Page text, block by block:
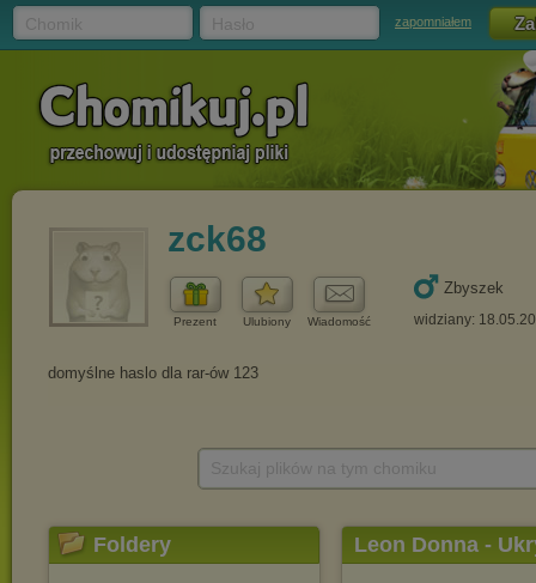
zapomniałem
zck68
Prezent Ulubiony Wiadomość
Zbyszek
widziany:
Foldery Leon Donna -